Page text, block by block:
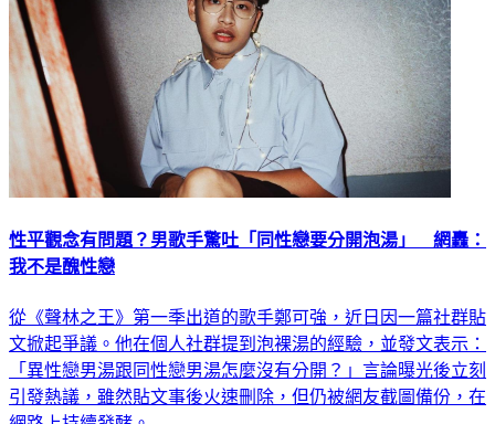
性平觀念有問題？男歌手驚吐「同性戀要分開泡湯」 網轟：
我不是醜性戀
從《聲林之王》第一季出道的歌手鄭可強，近日因一篇社群貼
文掀起爭議。他在個人社群提到泡裸湯的經驗，並發文表示：
「異性戀男湯跟同性戀男湯怎麼沒有分開？」言論曝光後立刻
引發熱議，雖然貼文事後火速刪除，但仍被網友截圖備份，在